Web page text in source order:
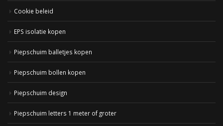
Cookie beleid
EPS isolatie kopen
Piepschuim balletjes kopen
Piepschuim bollen kopen
Piepschuim design
Piepschuim letters 1 meter of groter